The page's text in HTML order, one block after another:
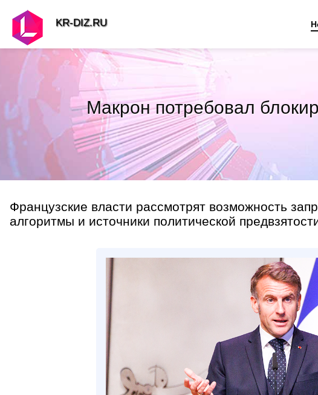
Макрон потребовал
Французские власти рассмотрят возможность
алгоритмы и источники политической
KR-DIZ.RU